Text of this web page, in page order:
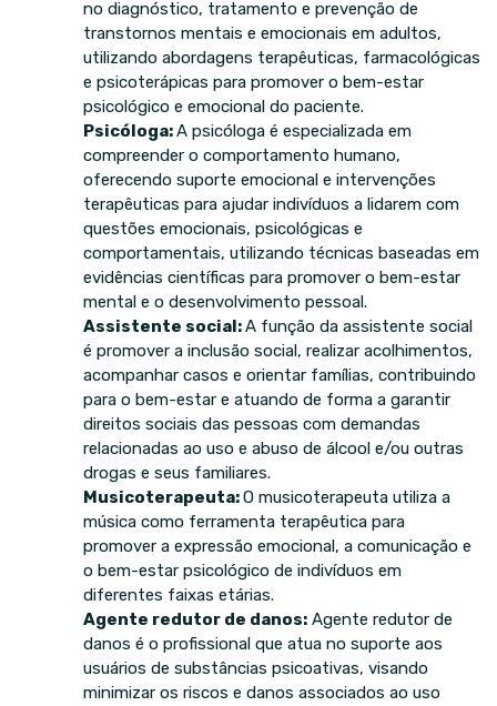
no diagnóstico, tratamento e prevenção de
transtornos mentais e emocionais em adultos,
utilizando abordagens terapêuticas, farmacológicas
e psicoterápicas para promover o bem-estar
psicológico e emocional do paciente.
Psicóloga:A psicóloga é especializada em
compreender o comportamento humano,
oferecendo suporte emocional e intervenções
terapêuticas para ajudar indivíduos a lidarem com
questões emocionais, psicológicas e
comportamentais, utilizando técnicas baseadas em
evidências científicas para promover o bem-estar
mental e o desenvolvimento pessoal.
Assistente social:A função da assistente social
é promover a inclusão social, realizar acolhimentos,
acompanhar casos e orientar famílias, contribuindo
para o bem-estar e atuando de forma a garantir
direitos sociais das pessoas com demandas
relacionadas ao uso e abuso de álcool e/ou outras
drogas e seus familiares.
Musicoterapeuta:O musicoterapeuta utiliza a
música como ferramenta terapêutica para
promover a expressão emocional, a comunicação e
o bem-estar psicológico de indivíduos em
diferentes faixas etárias.
Agente redutor de danos: Agente redutor de
danos é o profissional que atua no suporte aos
usuários de substâncias psicoativas, visando
minimizar os riscos e danos associados ao uso